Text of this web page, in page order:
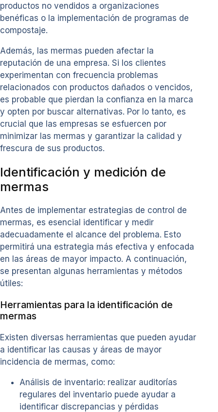
productos no vendidos a organizaciones
benéficas o la implementación de programas de
compostaje.
Además, las mermas pueden afectar la
reputación de una empresa. Si los clientes
experimentan con frecuencia problemas
relacionados con productos dañados o vencidos,
es probable que pierdan la confianza en la marca
y opten por buscar alternativas. Por lo tanto, es
crucial que las empresas se esfuercen por
minimizar las mermas y garantizar la calidad y
frescura de sus productos.
Identificación y medición de
mermas
Antes de implementar estrategias de control de
mermas, es esencial identificar y medir
adecuadamente el alcance del problema. Esto
permitirá una estrategia más efectiva y enfocada
en las áreas de mayor impacto. A continuación,
se presentan algunas herramientas y métodos
útiles:
Herramientas para la identificación de
mermas
Existen diversas herramientas que pueden ayudar
a identificar las causas y áreas de mayor
incidencia de mermas, como:
Análisis de inventario: realizar auditorías
regulares del inventario puede ayudar a
identificar discrepancias y pérdidas